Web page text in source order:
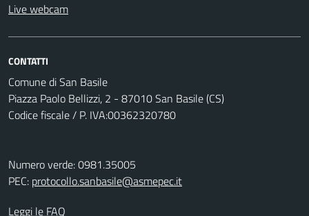
Live webcam
CONTATTI
Comune di San Basile
Piazza Paolo Bellizzi, 2 - 87010 San Basile (CS)
Codice fiscale / P. IVA:00362320780
Numero verde: 0981.35005
PEC: protocollo.sanbasile@asmepec.it
Leggi le FAQ